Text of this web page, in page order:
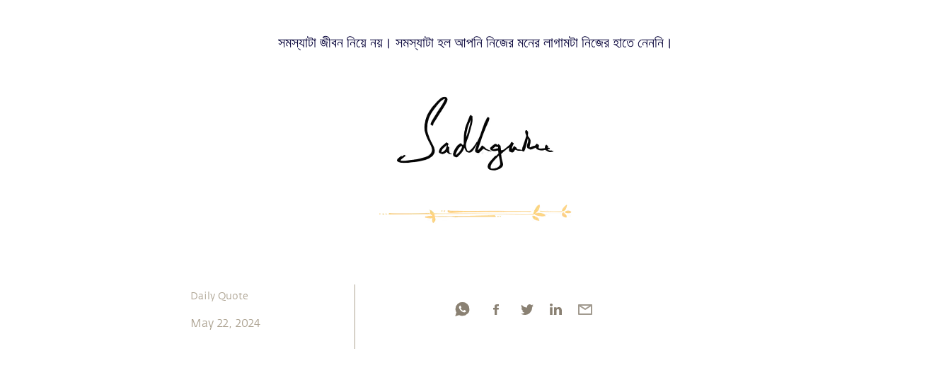
সমস্যাটা জীবন নিয়ে নয়। সমস্যাটা হল আপনি নিজের মনের লাগামটা নিজের হাতে নেননি।
Daily Quote
May 22, 2024